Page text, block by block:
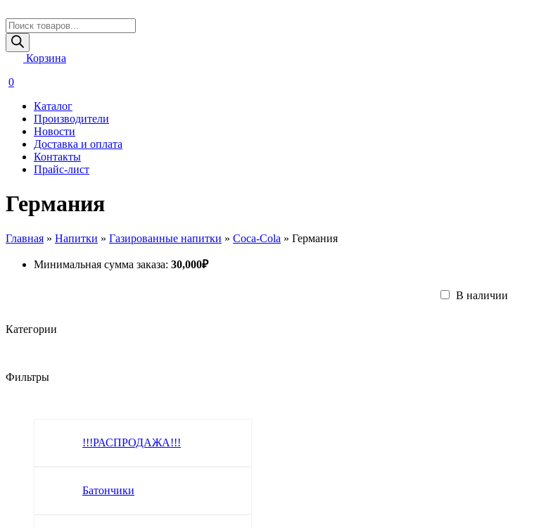
Поиск
товаров
Корзина
0
Каталог
Производители
Новости
Доставка и оплата
Контакты
Прайс-лист
Германия
Главная » Напитки » Газированные напитки » Coca-Cola » Германия
Минимальная сумма заказа: 30,000₽
В наличии
Категории
Фильтры
!!!РАСПРОДАЖА!!!
Батончики